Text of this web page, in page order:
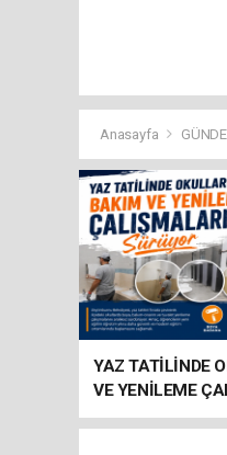
Anasayfa
YAZ TATİLİNDE
VE YENİLEME
SÜRÜYOR